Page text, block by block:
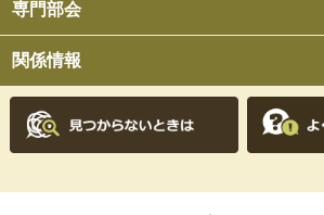
専門部会
関係情報